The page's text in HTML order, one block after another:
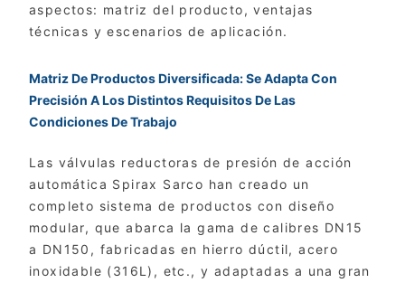
aspectos: matriz del producto, ventajas
técnicas y escenarios de aplicación.
Matriz De Productos Diversificada: Se Adapta Con
Precisión A Los Distintos Requisitos De Las
Condiciones De Trabajo
Las válvulas reductoras de presión de acción
automática Spirax Sarco han creado un
completo sistema de productos con diseño
modular, que abarca la gama de calibres DN15
a DN150, fabricadas en hierro dúctil, acero
inoxidable (316L), etc., y adaptadas a una gran